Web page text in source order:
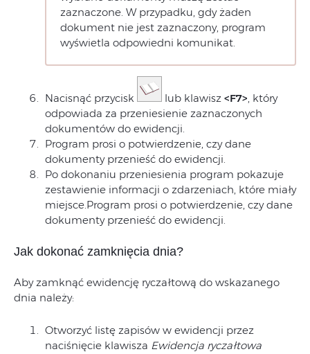
zaznaczone. W przypadku, gdy żaden
dokument nie jest zaznaczony, program
wyświetla odpowiedni komunikat.
Nacisnąć przycisk lub klawisz <F7>, który
odpowiada za przeniesienie zaznaczonych
dokumentów do ewidencji.
Program prosi o potwierdzenie, czy dane
dokumenty przenieść do ewidencji.
Po dokonaniu przeniesienia program pokazuje
zestawienie informacji o zdarzeniach, które miały
miejsce.Program prosi o potwierdzenie, czy dane
dokumenty przenieść do ewidencji.
Jak dokonać zamknięcia dnia?
Aby zamknąć ewidencję ryczałtową do wskazanego
dnia należy:
Otworzyć listę zapisów w ewidencji przez
naciśnięcie klawisza Ewidencja ryczałtowa